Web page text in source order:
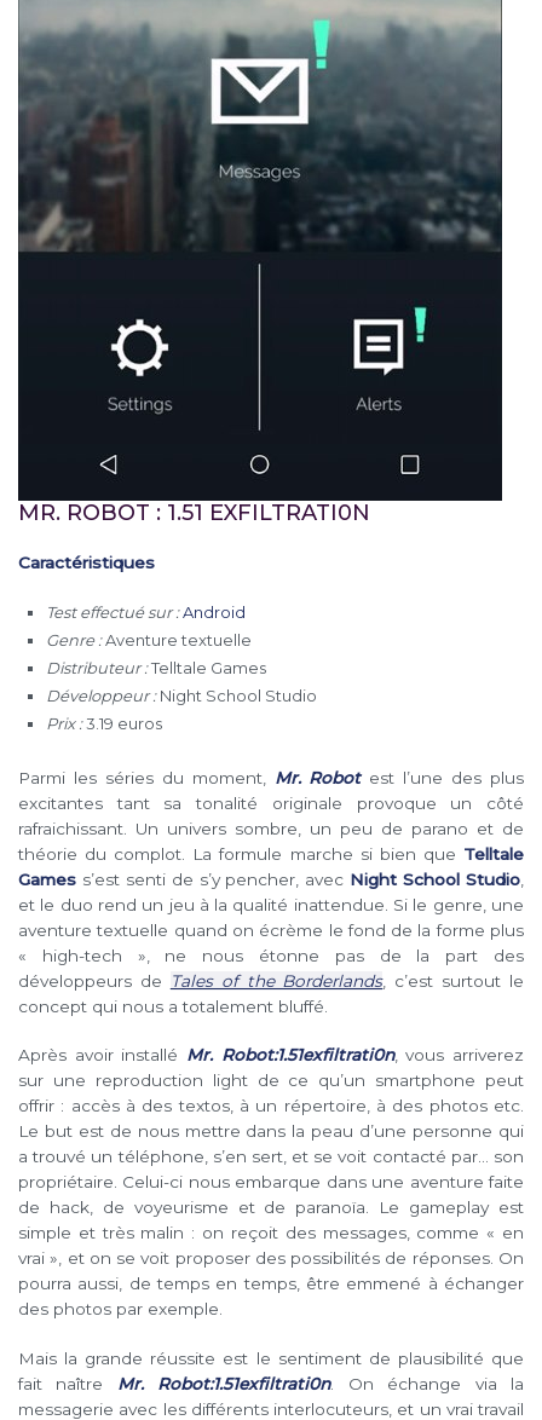
MR. ROBOT : 1.51 EXFILTRATI0N
Caractéristiques
Test effectué sur :Android
Genre :Aventure textuelle
Distributeur :Telltale Games
Développeur :Night School Studio
Prix :3.19 euros
Parmi les séries du moment, Mr. Robotest l’une des plus
excitantes tant sa tonalité originale provoque un côté
rafraichissant. Un univers sombre, un peu de parano et de
théorie du complot. La formule marche si bien que Telltale
Games s’est senti de s’y pencher, avec Night School Studio,
et le duo rend un jeu à la qualité inattendue. Si le genre, une
aventure textuelle quand on écrème le fond de la forme plus
« high-tech », ne nous étonne pas de la part des
développeurs de
Tales of the Borderlands, c’est surtout le
concept qui nous a totalement bluffé.
Après avoir installé Mr. Robot:1.51exfiltrati0n, vous arriverez
sur une reproduction light de ce qu’un smartphone peut
offrir : accès à des textos, à un répertoire, à des photos etc.
Le but est de nous mettre dans la peau d’une personne qui
a trouvé un téléphone, s’en sert, et se voit contacté par… son
propriétaire. Celui-ci nous embarque dans une aventure faite
de hack, de voyeurisme et de paranoïa. Le gameplay est
simple et très malin : on reçoit des messages, comme « en
vrai », et on se voit proposer des possibilités de réponses. On
pourra aussi, de temps en temps, être emmené à échanger
des photos par exemple.
Mais la grande réussite est le sentiment de plausibilité que
fait naître Mr. Robot:1.51exfiltrati0n. On échange via la
messagerie avec les différents interlocuteurs, et un vrai travail